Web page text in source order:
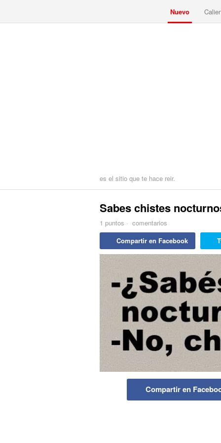
Nuevo
es el sitio que te hace reir.
Sabes chistes
1 puntos · comentarios
Compartir en Facebook
Compartir en